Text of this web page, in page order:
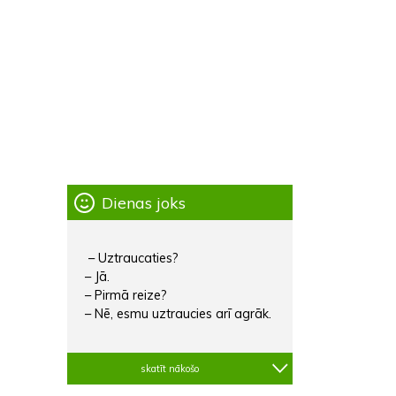
Dienas joks
– Uztraucaties?
– Jā.
– Pirmā reize?
– Nē, esmu uztraucies arī agrāk.
skatīt nākošo